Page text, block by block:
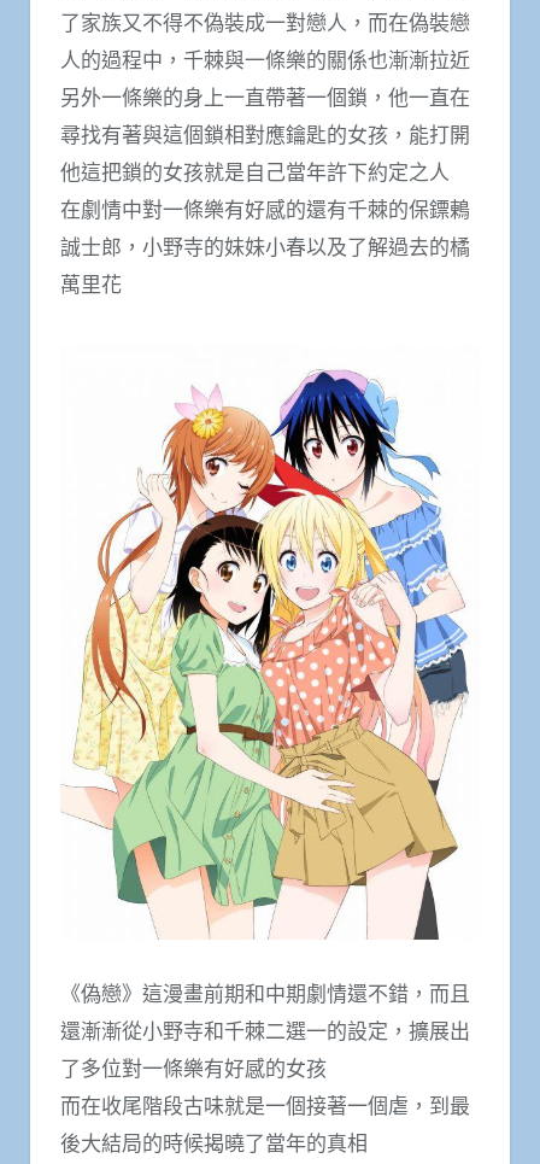
了家族又不得不偽裝成一對戀人，而在偽裝戀
人的過程中，千棘與一條樂的關係也漸漸拉近
另外一條樂的身上一直帶著一個鎖，他一直在
尋找有著與這個鎖相對應鑰匙的女孩，能打開
他這把鎖的女孩就是自己當年許下約定之人
在劇情中對一條樂有好感的還有千棘的保鏢鶇
誠士郎，小野寺的妹妹小春以及了解過去的橘
萬里花
《偽戀》這漫畫前期和中期劇情還不錯，而且
還漸漸從小野寺和千棘二選一的設定，擴展出
了多位對一條樂有好感的女孩
而在收尾階段古味就是一個接著一個虐，到最
後大結局的時候揭曉了當年的真相